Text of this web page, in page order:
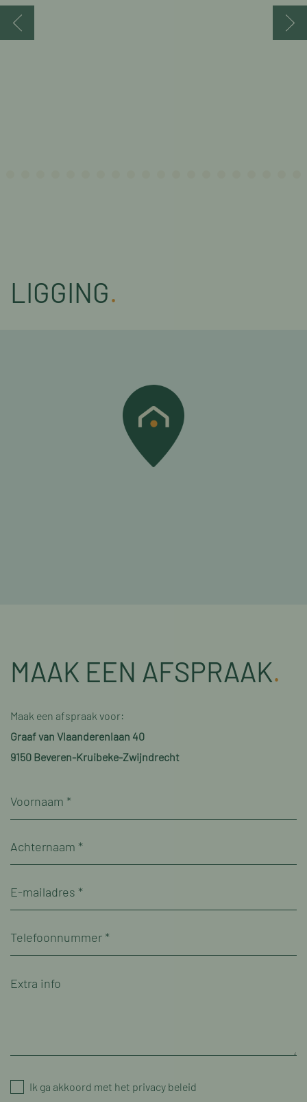
LIGGING.
MAAK EEN AFSPRAAK.
Maak een afspraak voor:
Graaf van Vlaanderenlaan 40
9150 Beveren-Kruibeke-Zwijndrecht
Ik ga akkoord met het privacy beleid